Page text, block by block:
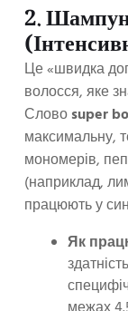
2.
Це «швидка
волосся, яке
Словоsuper
максимальну,
мономерів,
(наприклад,
працюють у
Як